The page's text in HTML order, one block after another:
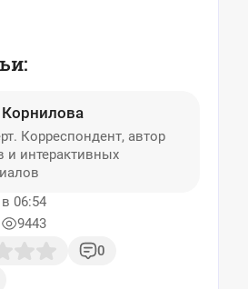
Корреспондент, автор
и интерактивных
06:54
9443
0